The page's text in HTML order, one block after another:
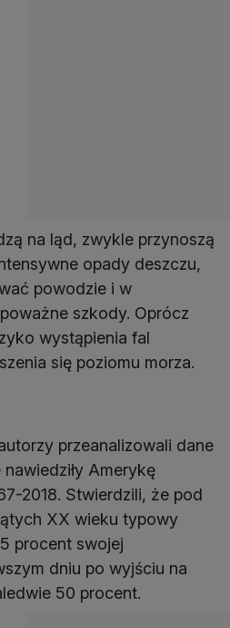
na ląd, zwykle przynoszą
opady deszczu,
powodzie i w
szkody. Oprócz
wystąpienia fal
się poziomu morza.
przeanalizowali dane
Amerykę
2018. Stwierdzili, że pod
XX wieku typowy
procent swojej
dniu po wyjściu na
50 procent.